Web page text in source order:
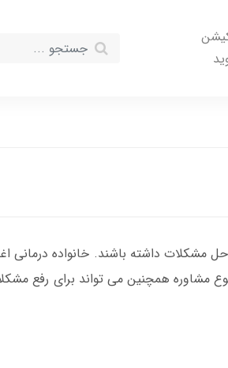
مشکلات داشته باشند. خانواده درمانی
مشاوره همچنین می تواند برای رفع